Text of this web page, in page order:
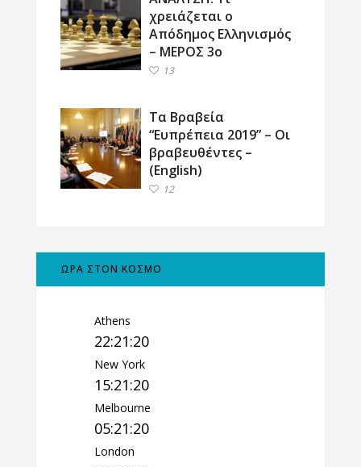
χρειάζεται ο
Απόδημος Ελληνισμός
– ΜΕΡΟΣ 3ο
13
Τα Βραβεία
“Ευπρέπεια 2019” – Οι
βραβευθέντες –
(English)
12
ΩΡΑ ΣΤΟΝ ΚΟΣΜΟ
Athens
22:21:21
New York
15:21:21
Melbourne
05:21:21
London